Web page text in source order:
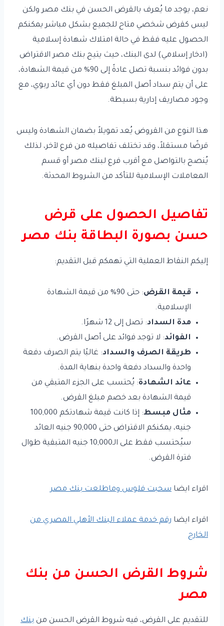
نعم، يوجد ما يُعرف بالقرض الحسن في بنك مصر ولكن
ليس كقرض شخصي متاح للجميع بشكل مباشر يمكنكم
الحصول عليه فقط في حالة امتلاك شهادة إسلامية
(ادخار إسلامي) لدى البنك، حيث يتيح بنك مصر الاقتراض
بدون فوائد بنسبة تصل عادةً إلى 90% من قيمة الشهادة،
على أن يتم سداد أصل المبلغ فقط دون أي عائد ربوي، مع
وجود مصاريف إدارية بسيطة.
هذا النوع من القروض يُعد تمويلاً بضمان الشهادة وليس
قرضًا مستقلاً، وقد تختلف تفاصيله من فرع لآخر، لذلك
يُنصح بالتواصل مع أقرب فرع لبنك مصر أو قسم
المعاملات الإسلامية للتأكد من الشروط المحدثة.
تفاصيل الحصول على قرض
حسن بصورة البطاقة بنك مصر
إليكم النقاط العملية التي تهمكم قبل التقديم:
قيمة القرض
: حتى 90% من قيمة الشهادة
الإسلامية.
مدة السداد: تصل إلى 12 شهرًا.
الفوائد: لا توجد فوائد على أصل القرض.
طريقة الصرف والسداد: غالبًا يتم الصرف دفعة
واحدة والسداد دفعة واحدة بنهاية المدة.
عائد الشهادة: يُحتسب على الجزء المتبقي من
قيمة الشهادة بعد خصم مبلغ القرض.
مثال مبسط
: إذا كانت قيمة شهادتكم 100,000
جنيه، يمكنكم الاقتراض حتى 90,000 جنيه العائد
سيُحتسب فقط على الـ10,000 جنيه المتبقية طوال
فترة القرض.
اقراء ايضا سحبت فلوس وماطلعت بنك مصر
اقراء ايضا رقم خدمة عملاء البنك الأهلي المصري من
الخارج
شروط القرض الحسن من بنك
مصر
للتقديم على القرض، فيه شروط القرض الحسن من بنك